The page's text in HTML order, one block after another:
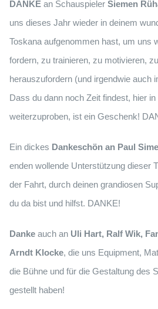
DANKE an Schauspieler Siemen
uns dieses Jahr wieder in deinem
Toskana aufgenommen hast, um uns
fordern, zu trainieren, zu motivieren,
herauszufordern (und irgendwie auch
Dass du dann noch Zeit findest, hier
weiterzuproben, ist ein Geschenk!
Ein dickes Dankeschön an Paul
enden wollende Unterstützung dieser
der Fahrt, durch deinen grandiosen
du da bist und hilfst. DANKE!
Dankeauch an Uli Hart, Ralf Wik,
Arndt Klocke, die uns Equipment,
die Bühne und für die Gestaltung des
gestellt haben!